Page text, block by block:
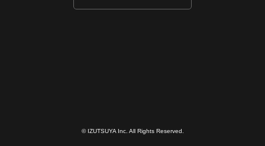
© IZUTSUYA Inc. All Rights Reserved.